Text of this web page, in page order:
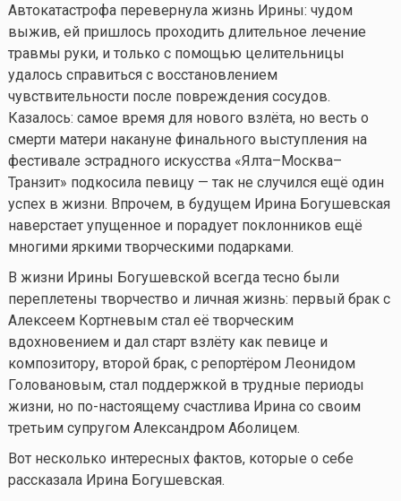
Автокатастрофа перевернула жизнь Ирины: чудом
выжив, ей пришлось проходить длительное лечение
травмы руки, и только с помощью целительницы
удалось справиться с восстановлением
чувствительности после повреждения сосудов.
Казалось: самое время для нового взлёта, но весть о
смерти матери накануне финального выступления на
фестивале эстрадного искусства «Ялта–Москва–
Транзит» подкосила певицу — так не случился ещё один
успех в жизни. Впрочем, в будущем Ирина Богушевская
наверстает упущенное и порадует поклонников ещё
многими яркими творческими подарками.
В жизни Ирины Богушевской всегда тесно были
переплетены творчество и личная жизнь: первый брак с
Алексеем Кортневым стал её творческим
вдохновением и дал старт взлёту как певице и
композитору, второй брак, с репортёром Леонидом
Головановым, стал поддержкой в трудные периоды
жизни, но по-настоящему счастлива Ирина со своим
третьим супругом Александром Аболицем.
Вот несколько интересных фактов, которые о себе
рассказала Ирина Богушевская.